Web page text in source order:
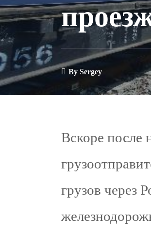
By Sergey
Вскоре после
грузов через